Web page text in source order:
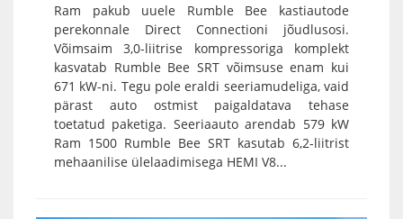
Ram pakub uuele Rumble Bee kastiautode
perekonnale Direct Connectioni jõudlusosi.
Võimsaim 3,0-liitrise kompressoriga komplekt
kasvatab Rumble Bee SRT võimsuse enam kui
671 kW-ni. Tegu pole eraldi seeriamudeliga, vaid
pärast auto ostmist paigaldatava tehase
toetatud paketiga. Seeriaauto arendab 579 kW
Ram 1500 Rumble Bee SRT kasutab 6,2-liitrist
mehaanilise ülelaadimisega HEMI V8...